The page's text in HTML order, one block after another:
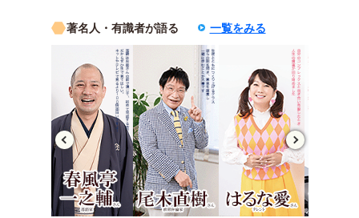
著名人・有識者が語る 一覧をみる